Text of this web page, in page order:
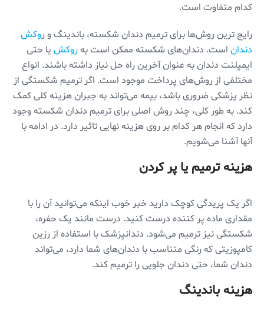
کدام متفاوت است.
رایج ترین روش‌ها برای ترمیم دندان شکسته، باندینگ و روکش
دندان است. دندان‌های شکسته ممکن است بهروکش یا حتی
ایمپلنت دندان به عنوان آخرین راه حل نیاز داشته باشند. انواع
مختلفی از روش‌های پرداخت موجود است. اگر ترمیم شکستگی از
نظر پزشکی ضروری باشد، بیمه می‌تواند به جبران هزینه کلی کمک
کند. به طور کلی، چند روش اصلی برای ترمیم دندان شکسته وجود
دارد که انجام هر کدام بر روی هزینه نهایی تاثیر دارد. در ادامه با
آنها آشنا می‌شویم.
هزینه ترمیم یا پر کردن
اگر یک پریدگی کوچک دارید خبر خوب اینکه می‌توانید آن را با
مقداری ماده پر کننده درست کنید. درست مانند یک حفره،
شکستگی نیز ترمیم می‌شود. دندانپزشک با استفاده از رزین
کامپوزیتی که رنگی متناسب با دندان‌های شما دارد، می‌تواند
دندان شما، حتی دندان جلویی را ترمیم کند.
هزینه باندینگ